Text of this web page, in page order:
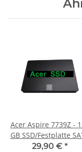
Acer Aspire 7739Z -
GB SSD/Festplatte
29,90 € *